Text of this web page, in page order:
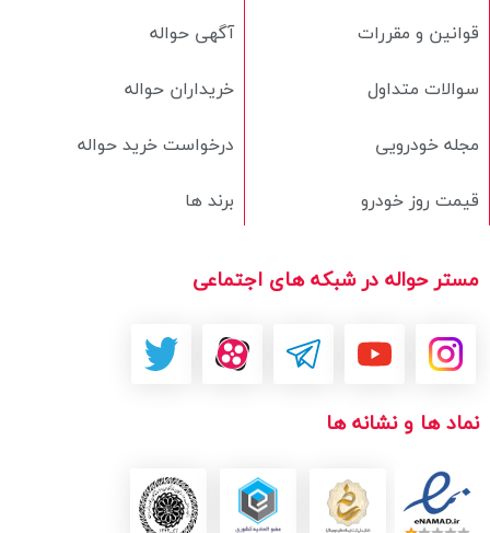
آگهی حواله
خریداران حواله
درخواست خرید حواله
برند ها
قوانین و مقررات
سوالات متداول
مجله خودرویی
قیمت روز خودرو
مستر حواله در شبکه های اجتماعی
نماد ها و نشانه ها